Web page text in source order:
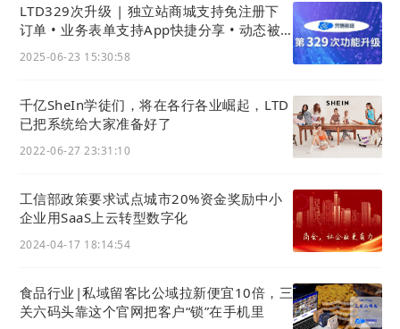
LTD329次升级 | 独立站商城支持免注册下
订单 • 业务表单支持App快捷分享 • 动态被
2025-06-23 15:30:58
千亿SheIn学徒们，将在各行各业崛起，LTD
已把系统给大家准备好了
2022-06-27 23:31:10
工信部政策要求试点城市20%资金奖励中小
企业用SaaS上云转型数字化
2024-04-17 18:14:54
食品行业|私域留客比公域拉新便宜10倍，三
关六码头靠这个官网把客户“锁”在手机里